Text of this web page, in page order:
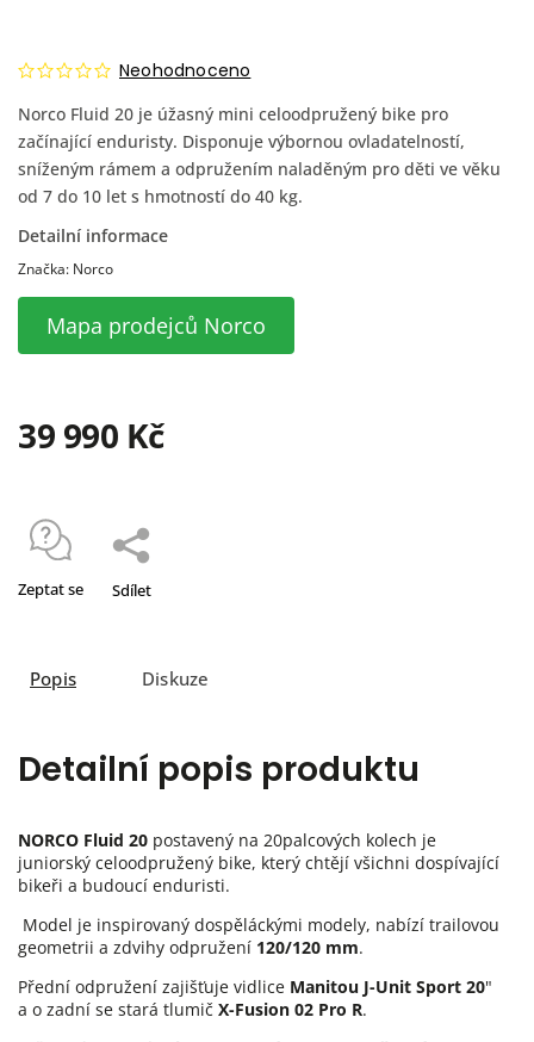
Neohodnoceno
Norco Fluid 20 je úžasný mini celoodpružený bike pro
začínající enduristy. Disponuje výbornou ovladatelností,
sníženým rámem a odpružením naladěným pro děti ve věku
od 7 do 10 let s hmotností do 40 kg.
Detailní informace
Značka: Norco
Mapa prodejců Norco
39 990 Kč
Zeptat se Sdílet
Popis Diskuze
Detailní popis produktu
NORCO Fluid 20 postavený na 20palcových kolech je
juniorský celoodpružený bike, který chtějí všichni dospívající
bikeři a budoucí enduristi.
Model je inspirovaný dospěláckými modely, nabízí trailovou
geometrii a zdvihy odpružení 120/120 mm.
Přední odpružení zajišťuje vidlice Manitou J-Unit Sport 20"
a o zadní se stará tlumič X-Fusion 02 Pro R.